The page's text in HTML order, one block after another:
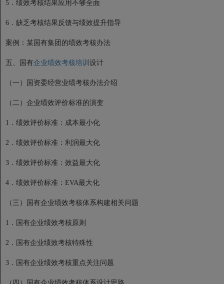
5．绩效考核结果应用不够全面
6．缺乏考核结果反馈与绩效提升指导
案例：某国有集团的绩效考核办法
五、国有企业绩效考核培训 设计
（一）国资委经营业绩考核办法介绍
（二）企业绩效评价标准的演变
1．绩效评价标准：成本最小化
2．绩效评价标准：利润最大化
3．绩效评价标准：效益最大化
4．绩效评价标准：EVA最大化
（三）国有企业绩效考核体系构建相关问题
1．国有企业绩效考核原则
2．国有企业绩效考核特殊性
3．国有企业绩效考核重点关注问题